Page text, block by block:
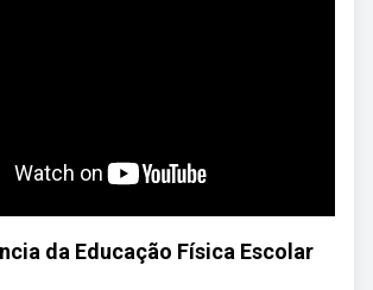
da Educação Física Escolar